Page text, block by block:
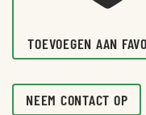
TOEVOEGEN AAN
NEEM CONTACT OP